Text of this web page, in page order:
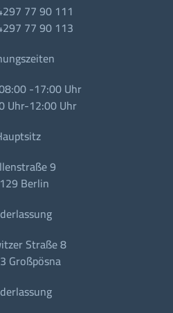
77 90 111
77 90 113
-17:00 Uhr
Uhr-12:00 Uhr
9
Berlin
Straße 8
Großpösna